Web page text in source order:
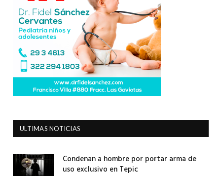
ULTIMAS NOTICIAS
Condenan a hombre por portar arma de
uso exclusivo en Tepic